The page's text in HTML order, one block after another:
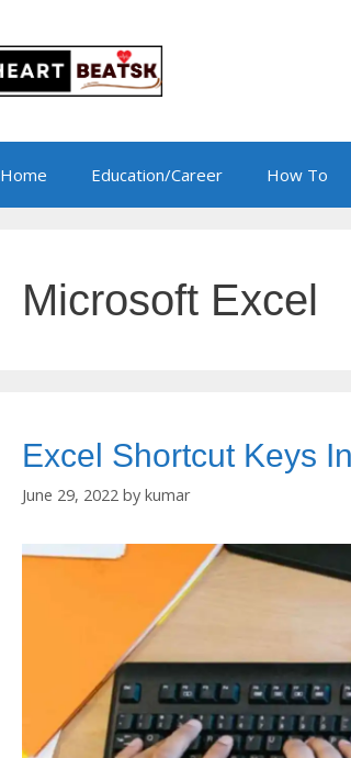
Home Education/Career How To
Microsoft Excel
Excel Shortcut Keys In
June 29, 2022 by kumar